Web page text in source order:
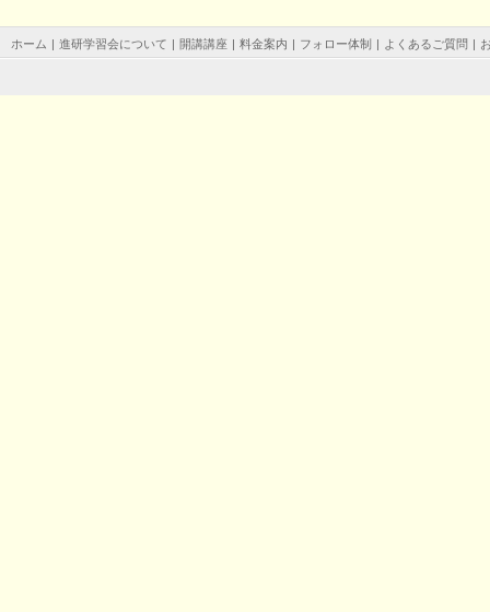
ホーム | 進研学習会について | 開講講座 | 料金案内 | フォロー体制 | よくあるご質問 |